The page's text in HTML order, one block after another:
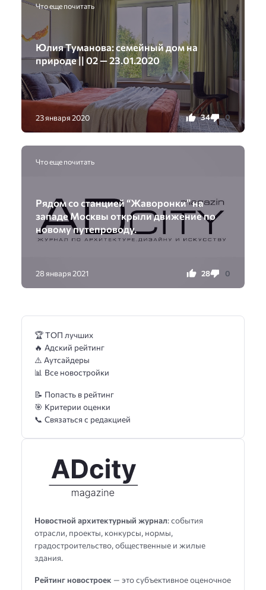
Что еще почитать
Юлия Туманова: семейный дом на
природе || 02 — 23.01.2020
23 января 2020 34 0
Что еще почитать
Рядом со станцией “Жаворонки” на
западе Москвы открыли движение по
новому путепроводу.
28 января 2021 28 0
Новостной архитектурный журнал: события
отрасли, проекты, конкурсы, нормы,
градостроительство, общественные и жилые
здания.
Рейтинг новостроек — это субъективное оценочное
🏆 ТОП лучших
🔥 Адский рейтинг
⚠️ Аутсайдеры
📊 Все новостройки
📝 Попасть в рейтинг
🎯 Критерии оценки
📞 Связаться с редакцией